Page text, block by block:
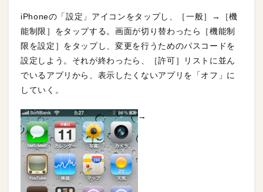
iPhoneの「設定」アイコンをタップし、［一般］→［機
能制限］をタップする。画面が切り替わったら［機能制
限を設定］をタップし、変更を行うためのパスコードを
設定しよう。それが終わったら、［許可］リストに並ん
でいるアプリから、表示したくないアプリを「オフ」に
していく。
→